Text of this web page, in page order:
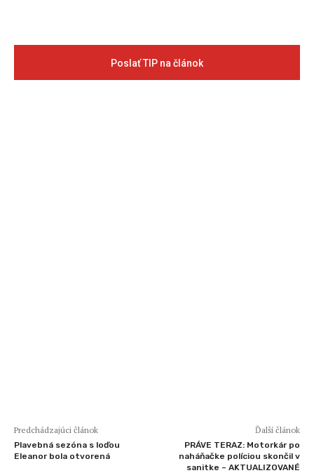
Poslať TIP na článok
Predchádzajúci článok
Plavebná sezóna s loďou
Eleanor bola otvorená
Ďalší článok
PRÁVE TERAZ: Motorkár po
naháňačke políciou skončil v
sanitke – AKTUALIZOVANÉ